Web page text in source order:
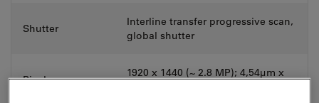
Shutter
Interline transfer progressive scan,
global shutter
Pixel
1920 x 1440 (~ 2.8 MP); 4,54μm x